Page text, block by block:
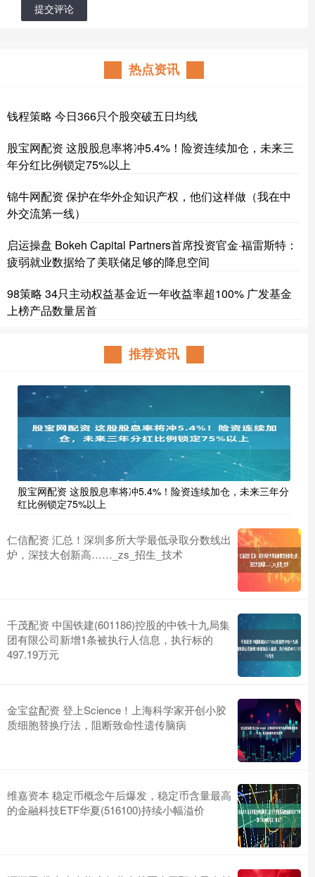
提交评论
热点资讯
钱程策略 今日366只个股突破五日均线
股宝网配资 这股股息率将冲5.4%！险资连续加仓，未来三
年分红比例锁定75%以上
锦牛网配资 保护在华外企知识产权，他们这样做（我在中
外交流第一线）
启运操盘 Bokeh Capital Partners首席投资官金·福雷斯特：
疲弱就业数据给了美联储足够的降息空间
98策略 34只主动权益基金近一年收益率超100% 广发基金
上榜产品数量居首
推荐资讯
股宝网配资 这股股息率将冲5.4%！险资连续加仓，未来三年分
红比例锁定75%以上
仁信配资 汇总！深圳多所大学最低录取分数线出
炉，深技大创新高……_zs_招生_技术
千茂配资 中国铁建(601186)控股的中铁十九局集
团有限公司新增1条被执行人信息，执行标的
497.19万元
金宝盆配资 登上Science！上海科学家开创小胶
质细胞替换疗法，阻断致命性遗传脑病
维嘉资本 稳定币概念午后爆发，稳定币含量最高
的金融科技ETF华夏(516100)持续小幅溢价